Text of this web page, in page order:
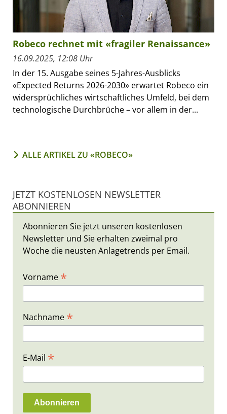
Robeco rechnet mit «fragiler Renaissance»
16.09.2025, 12:08 Uhr
In der 15. Ausgabe seines 5-Jahres-Ausblicks
«Expected Returns 2026-2030» erwartet Robeco ein
widersprüchliches wirtschaftliches Umfeld, bei dem
technologische Durchbrüche – vor allem in der...
ALLE ARTIKEL ZU «ROBECO»
JETZT KOSTENLOSEN NEWSLETTER
ABONNIEREN
Abonnieren Sie jetzt unseren kostenlosen
Newsletter und Sie erhalten zweimal pro
Woche die neusten Anlagetrends per Email.
Vorname *
Nachname *
E-Mail *